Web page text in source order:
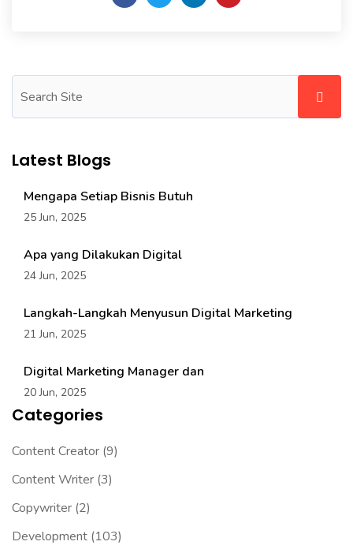
Latest Blogs
Mengapa Setiap Bisnis Butuh
25 Jun, 2025
Apa yang Dilakukan Digital
24 Jun, 2025
Langkah-Langkah Menyusun Digital Marketing
21 Jun, 2025
Digital Marketing Manager dan
20 Jun, 2025
Categories
Content Creator (9)
Content Writer (3)
Copywriter (2)
Development (103)